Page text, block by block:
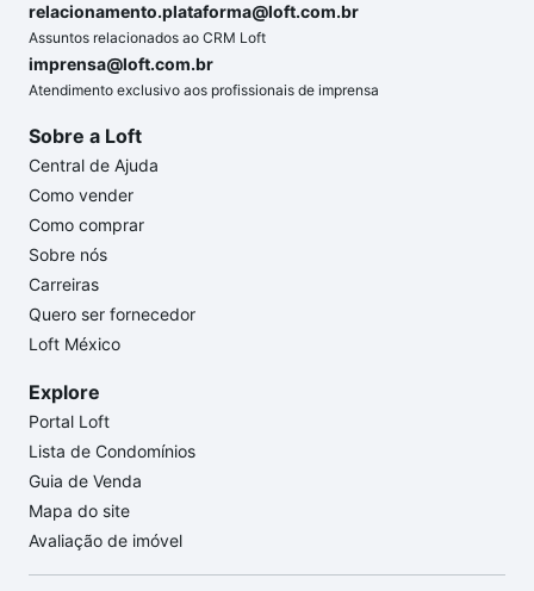
relacionamento.plataforma@loft.com.br
Assuntos relacionados ao CRM Loft
imprensa@loft.com.br
Atendimento exclusivo aos profissionais de imprensa
Sobre a Loft
Central de Ajuda
Como vender
Como comprar
Sobre nós
Carreiras
Quero ser fornecedor
Loft México
Explore
Portal Loft
Lista de Condomínios
Guia de Venda
Mapa do site
Avaliação de imóvel